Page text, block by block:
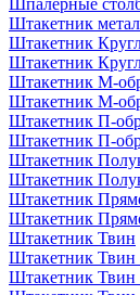
Шпалерные
Штакетник
Штакетник
Штакетник
Штакетник М-
Штакетник М-
Штакетник П-
Штакетник П-
Штакетник
Штакетник
Штакетник
Штакетник
Штакетник Твин
Штакетник
Штакетник